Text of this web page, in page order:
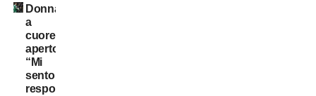
Donnarumma
a
cuore
aperto:
“Mi
sento
responsabile”